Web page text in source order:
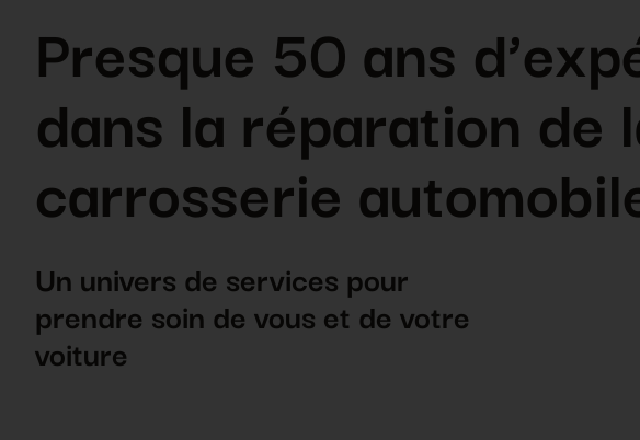
Presque 50 ans
dans la réparation de
carrosserie
Un univers de services pour
prendre soin de vous et de votre
voiture